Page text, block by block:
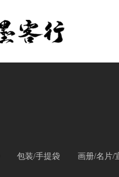
包装/手提袋 画册/名片/